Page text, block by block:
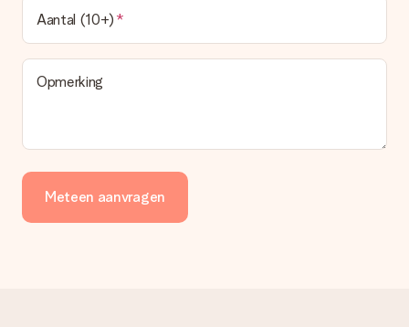
Aantal (10+)
Opmerking
Meteen aanvragen